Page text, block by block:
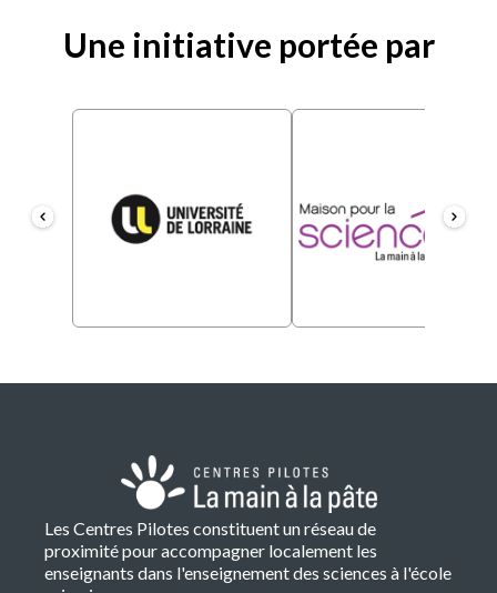
Une initiative portée par
Les Centres Pilotes constituent un réseau de
proximité pour accompagner localement les
enseignants dans l'enseignement des sciences à l'école